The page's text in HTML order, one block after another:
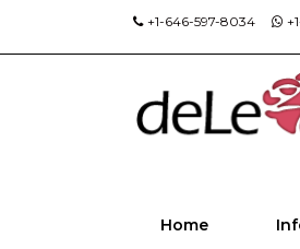
+1-646-597-8034
Home